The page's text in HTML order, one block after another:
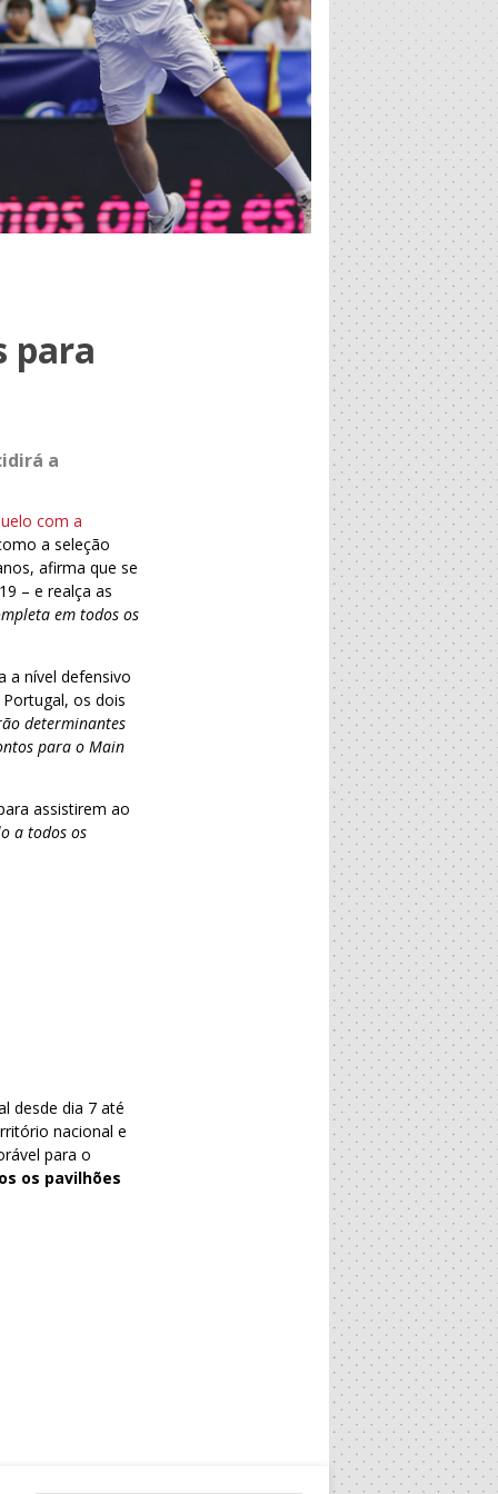
para
a
com a
a seleção
afirma que se
– e realça as
em todos os
a nível defensivo
os dois
determinantes
para o Main
assistirem ao
a todos os
desde dia 7 até
nacional e
para o
os pavilhões